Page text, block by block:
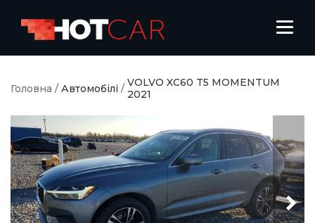
Головна / Автомобілі / VOLVO XC60 T5 MOMENTUM
2021